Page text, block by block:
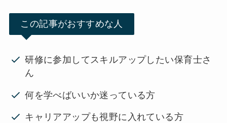
この記事がおすすめな人
研修に参加してスキルアップしたい保育士さ
ん
何を学べばいいか迷っている方
キャリアアップも視野に入れている方